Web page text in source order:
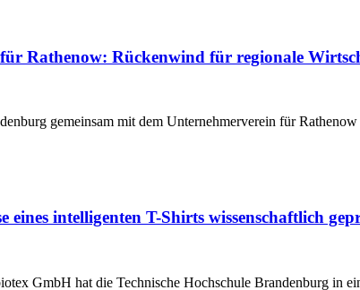
Rathenow: Rückenwind für regionale
gemeinsam mit dem Unternehmerverein für
eines intelligenten T-Shirts wissenschaftlich
GmbH hat die Technische Hochschule Brandenburg in